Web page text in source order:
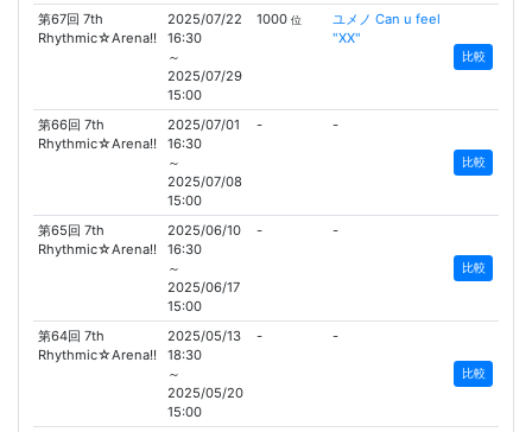
第67回 7th
Rhythmic☆Arena!!
2025/07/22
16:30
～
2025/07/29
15:00
1000位
ユメノ Can u feel
"XX"
比較
第66回 7th
Rhythmic☆Arena!!
2025/07/01
16:30
～
2025/07/08
15:00
- -
比較
第65回 7th
Rhythmic☆Arena!!
2025/06/10
16:30
～
2025/06/17
15:00
- -
比較
第64回 7th
Rhythmic☆Arena!!
2025/05/13
18:30
～
2025/05/20
15:00
- -
比較